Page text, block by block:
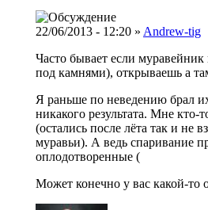
22/06/2013 - 12:20 » Andrew-tig
Часто бывает если
под камнями), открываешь а
Я раньше по неведению брал
никакого результата. Мне
(остались после лёта так и не
муравьи). А ведь спаривание
оплодотворенные (
Может конечно у вас какой-то